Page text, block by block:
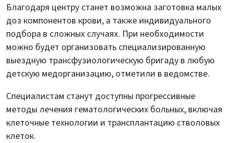
Благодаря центру станет возможна заготовка малых
доз компонентов крови, а также индивидуального
подбора в сложных случаях. При необходимости
можно будет организовать специализированную
выездную трансфузиологическую бригаду в любую
детскую медорганизацию, отметили в ведомстве.
Специалистам станут доступны прогрессивные
методы лечения гематологических больных, включая
клеточные технологии и трансплантацию стволовых
клеток.